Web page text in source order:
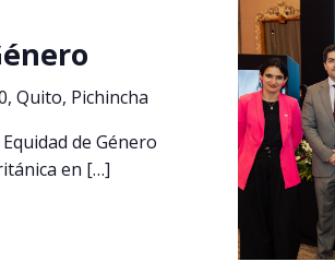
Quito, Pichincha
de Género
en […]